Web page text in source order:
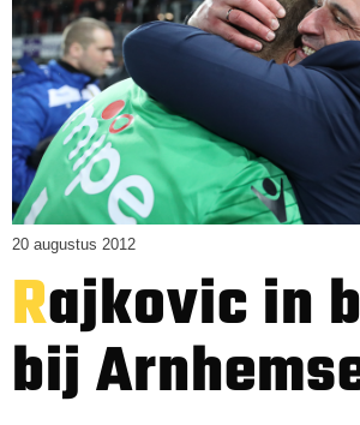
20 augustus 2012
Rajkovic in beeld
bij